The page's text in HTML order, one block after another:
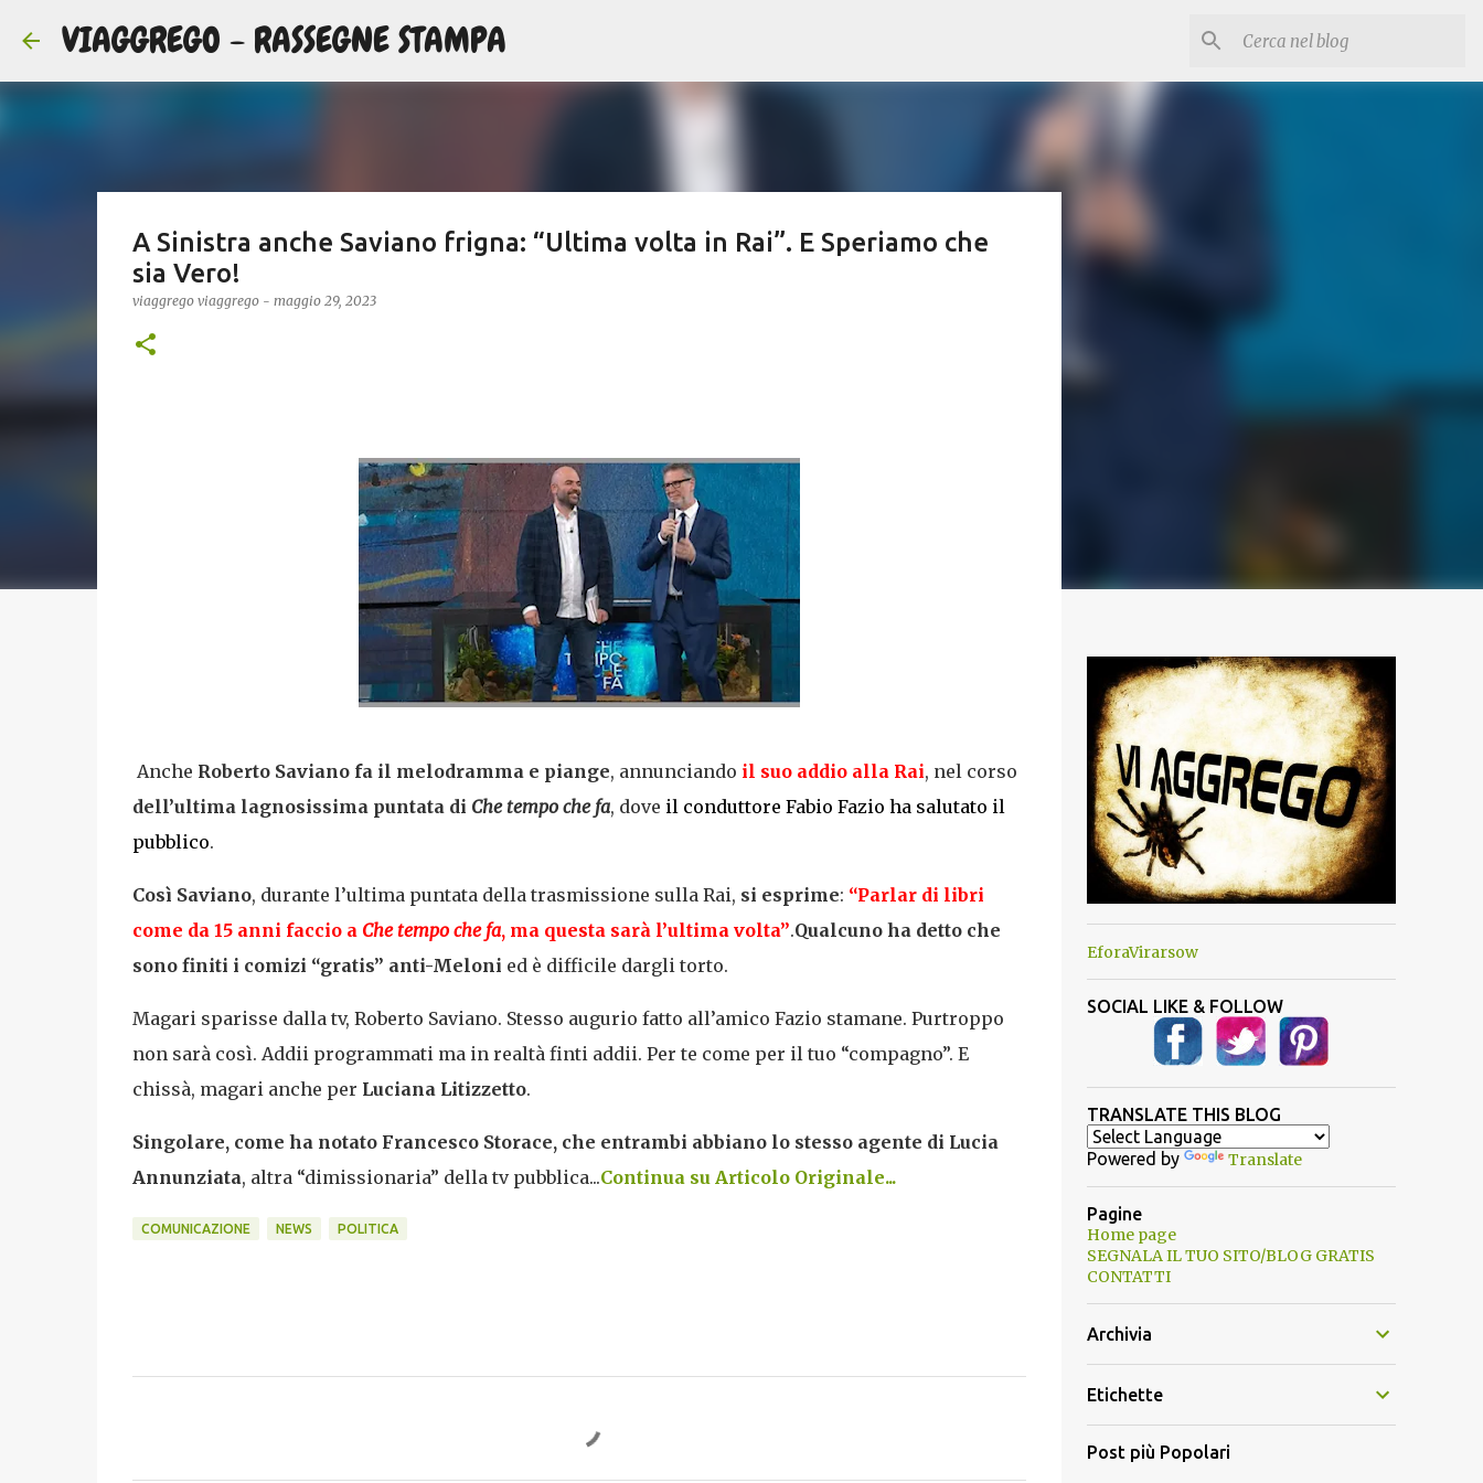
VIAGGREGO - RASSEGNE STAMPA
A Sinistra anche Saviano frigna: “Ultima volta in Rai”. E Speriamo che
sia Vero!
viaggrego viaggrego - maggio 29, 2023
Anche Roberto Saviano fa il melodramma e piange, annunciando il suo addio alla Rai, nel corso
dell’ultima lagnosissima puntata di Che tempo che fa, dove il conduttore Fabio Fazio ha salutato il
pubblico.
Così Saviano, durante l’ultima puntata della trasmissione sulla Rai, si esprime: “Parlar di libri
come da 15 anni faccio a Che tempo che fa, ma questa sarà l’ultima volta”.Qualcuno ha detto che
sono finiti i comizi “gratis” anti-Meloni ed è difficile dargli torto.
Magari sparisse dalla tv, Roberto Saviano. Stesso augurio fatto all’amico Fazio stamane. Purtroppo
non sarà così. Addii programmati ma in realtà finti addii. Per te come per il tuo “compagno”. E
chissà, magari anche per Luciana Litizzetto.
Singolare, come ha notato Francesco Storace, che entrambi abbiano lo stesso agente di Lucia
Annunziata, altra “dimissionaria” della tv pubblica...Continua su Articolo Originale...
COMUNICAZIONE NEWS POLITICA
EforaVirarsow
SOCIAL LIKE & FOLLOW
TRANSLATE THIS BLOG
Powered by Translate
Pagine
Home page
SEGNALA IL TUO SITO/BLOG GRATIS
CONTATTI
Archivia
Etichette
Post più Popolari